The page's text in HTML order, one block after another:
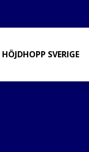
HÖJDHOPP SVERIGE